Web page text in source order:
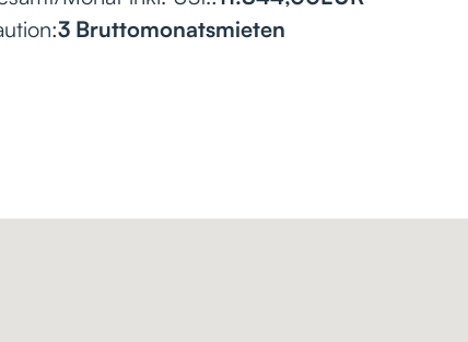
3 Bruttomonatsmieten